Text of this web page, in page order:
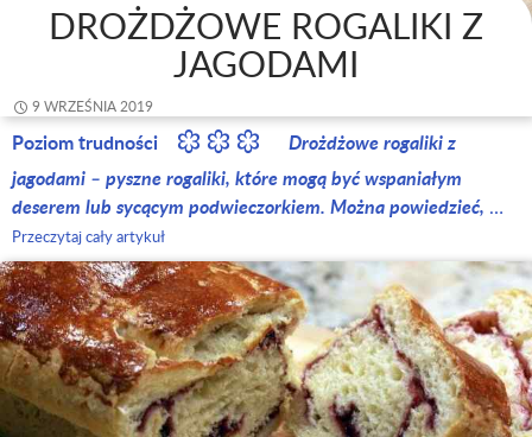
DROŻDŻOWE ROGALIKI Z
JAGODAMI
9 WRZEŚNIA 2019
Poziom trudności
Drożdżowe rogaliki z
jagodami – pyszne rogaliki, które mogą być wspaniałym
deserem lub sycącym podwieczorkiem. Można powiedzieć, …
Przeczytaj cały artykuł